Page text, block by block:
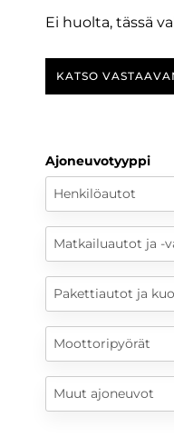
Ei huolta, tässä
KATSO
Ajoneuvotyyppi
Henkilöautot
Matkailuautot ja -
Pakettiautot ja
Moottoripyörät
Muut ajoneuvot